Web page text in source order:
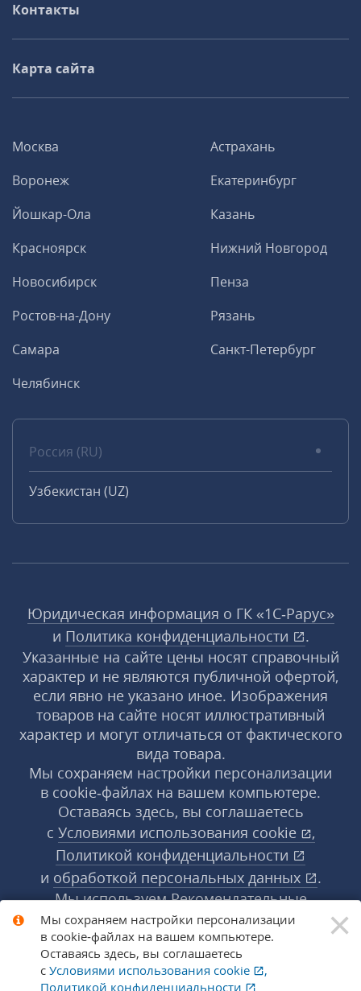
Москва
Астрахань
Воронеж
Екатеринбург
Йошкар-Ола
Казань
Красноярск
Нижний Новгород
Новосибирск
Пенза
Ростов-на-Дону
Рязань
Самара
Санкт-Петербург
Челябинск
Россия (RU)
Узбекистан (UZ)
Контакты
Карта сайта
Юридическая информация о ГК «1С‑Рарус»
и Политика конфиденциальности
.
Указанные на сайте цены носят справочный
характер и не являются публичной офертой,
если явно не указано иное. Изображения
товаров на сайте носят иллюстративный
характер и могут отличаться от фактического
вида товара.
Мы сохраняем настройки персонализации
в cookie‑файлах на вашем компьютере.
Оставаясь здесь, вы соглашаетесь
с Условиями использования cookie
,
Политикой конфиденциальности
и обработкой персональных данных
.
Мы используем Рекомендательные
технологии, их правила применения доступны
по ссылке
. Подробнее ×
Мы сохраняем настройки персонализации
в cookie‑файлах на вашем компьютере.
Оставаясь здесь, вы соглашаетесь
с Условиями использования cookie
,
Политикой конфиденциальности